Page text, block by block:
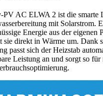
PV AC ELWA 2 ist die smarte
mit Solarstrom.
Energie aus der eigenen
sie direkt in Wärme um. Dank
passt sich der Heizstab
Leistung an und sorgt so für